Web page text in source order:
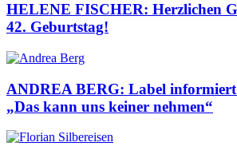
HELENE FISCHER: Herzlichen
42. Geburtstag!
ANDREA BERG: Label informiert
„Das kann uns keiner nehmen“